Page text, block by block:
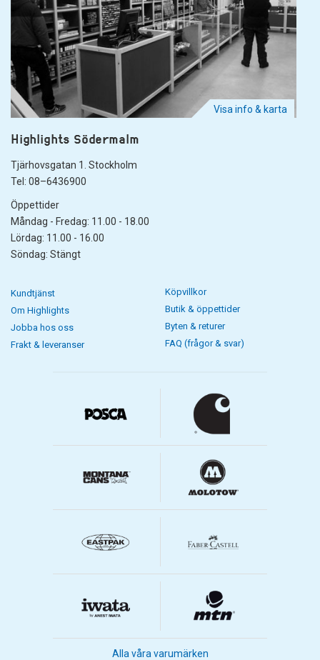
Visa info & karta
Highlights Södermalm
Tjärhovsgatan 1. Stockholm
Tel: 08–6436900
Öppettider
Måndag - Fredag: 11.00 - 18.00
Lördag: 11.00 - 16.00
Söndag: Stängt
Kundtjänst
Om Highlights
Jobba hos oss
Frakt & leveranser
Köpvillkor
Butik & öppettider
Byten & returer
FAQ (frågor & svar)
Alla våra varumärken